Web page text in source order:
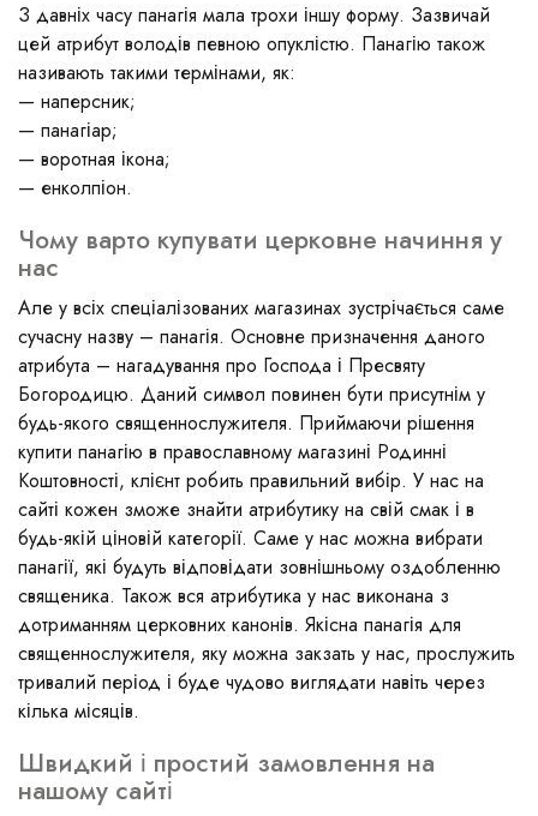
З давніх часу панагія мала трохи іншу форму. Зазвичай
цей атрибут володів певною опуклістю. Панагію також
називають такими термінами, як:
— наперсник;
— панагіар;
— воротная ікона;
— енколпіон.
Чому варто купувати церковне начиння у
нас
Але у всіх спеціалізованих магазинах зустрічається саме
сучасну назву – панагія. Основне призначення даного
атрибута – нагадування про Господа і Пресвяту
Богородицю. Даний символ повинен бути присутнім у
будь-якого священнослужителя. Приймаючи рішення
купити панагію в православному магазині Родинні
Коштовності, клієнт робить правильний вибір. У нас на
сайті кожен зможе знайти атрибутику на свій смак і в
будь-якій ціновій категорії. Саме у нас можна вибрати
панагії, які будуть відповідати зовнішньому оздобленню
священика. Також вся атрибутика у нас виконана з
дотриманням церковних канонів. Якісна панагія для
священнослужителя, яку можна закзать у нас, прослужить
тривалий період і буде чудово виглядати навіть через
кілька місяців.
Швидкий і простий замовлення на
нашому сайті